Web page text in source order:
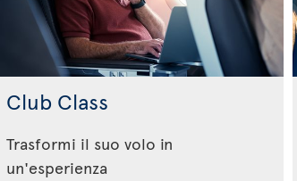
Club Class
Trasformi il suo volo in
un'esperienza